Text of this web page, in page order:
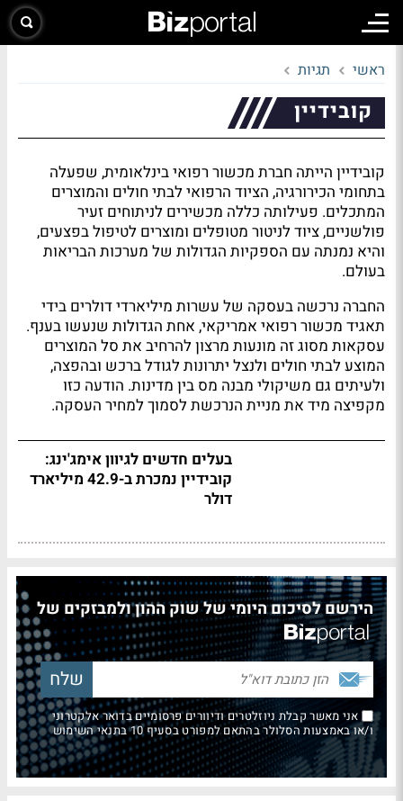
ראשי תגיות
קובידיין
קובידיין הייתה חברת מכשור רפואי בינלאומית, שפעלה
בתחומי הכירורגיה, הציוד הרפואי לבתי חולים והמוצרים
המתכלים. פעילותה כללה מכשירים לניתוחים זעיר
פולשניים, ציוד לניטור מטופלים ומוצרים לטיפול בפצעים,
והיא נמנתה עם הספקיות הגדולות של מערכות הבריאות
בעולם.
החברה נרכשה בעסקה של עשרות מיליארדי דולרים בידי
תאגיד מכשור רפואי אמריקאי, אחת הגדולות שנעשו בענף.
עסקאות מסוג זה מונעות מרצון להרחיב את סל המוצרים
המוצע לבתי חולים ולנצל יתרונות לגודל ברכש ובהפצה,
ולעיתים גם משיקולי מבנה מס בין מדינות. הודעה כזו
מקפיצה מיד את מניית הנרכשת לסמוך למחיר העסקה.
בעלים חדשים לגיוון אימג'ינג:
קובידיין נמכרת ב-42.9 מיליארד
דולר
הירשם לסיכום היומי של שוק ההון ולמבזקים של
אני מאשר קבלת ניוזלטרים ודיוורים פרסומיים בדואר אלקטרוני
ו/או באמצעות הסלולר בהתאם למפורט בסעיף 10 בתנאי השימוש